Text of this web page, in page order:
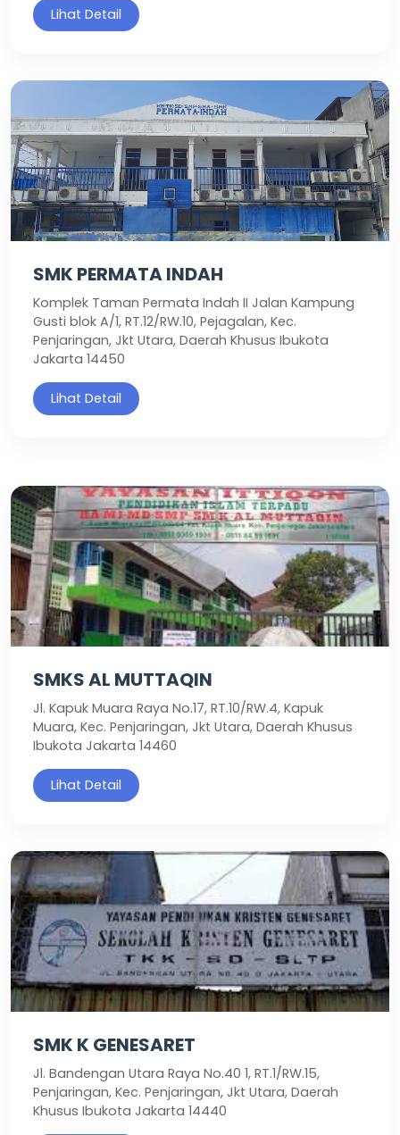
Lihat Detail
SMK PERMATA INDAH
Komplek Taman Permata Indah II Jalan Kampung
Gusti blok A/1, RT.12/RW.10, Pejagalan, Kec.
Penjaringan, Jkt Utara, Daerah Khusus Ibukota
Jakarta 14450
Lihat Detail
SMKS AL MUTTAQIN
Jl. Kapuk Muara Raya No.17, RT.10/RW.4, Kapuk
Muara, Kec. Penjaringan, Jkt Utara, Daerah Khusus
Ibukota Jakarta 14460
Lihat Detail
SMK K GENESARET
Jl. Bandengan Utara Raya No.40 1, RT.1/RW.15,
Penjaringan, Kec. Penjaringan, Jkt Utara, Daerah
Khusus Ibukota Jakarta 14440